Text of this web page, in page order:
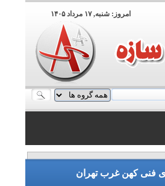
امروز: شنبه, ۱۷ مرداد ۱۴۰۵
۰۹۹۱۹۷۳۳۳۵۰
فنی کهن غرب تهران